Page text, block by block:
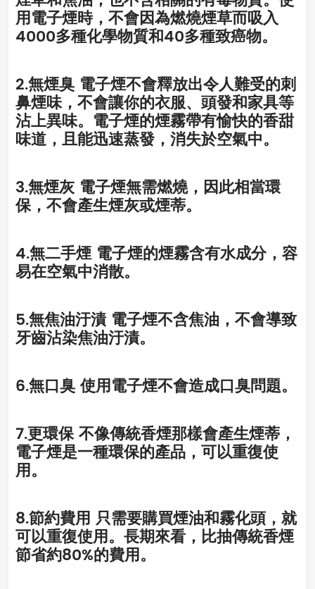
用電子煙時，不會因為燃燒煙草而吸入
4000多種化學物質和40多種致癌物。
2.無煙臭 電子煙不會釋放出令人難受的刺
鼻煙味，不會讓你的衣服、頭發和家具等
沾上異味。電子煙的煙霧帶有愉快的香甜
味道，且能迅速蒸發，消失於空氣中。
3.無煙灰 電子煙無需燃燒，因此相當環
保，不會產生煙灰或煙蒂。
4.無二手煙 電子煙的煙霧含有水成分，容
易在空氣中消散。
5.無焦油汙漬 電子煙不含焦油，不會導致
牙齒沾染焦油汙漬。
6.無口臭 使用電子煙不會造成口臭問題。
7.更環保 不像傳統香煙那樣會產生煙蒂，
電子煙是一種環保的產品，可以重復使
用。
8.節約費用 只需要購買煙油和霧化頭，就
可以重復使用。長期來看，比抽傳統香煙
節省約80%的費用。